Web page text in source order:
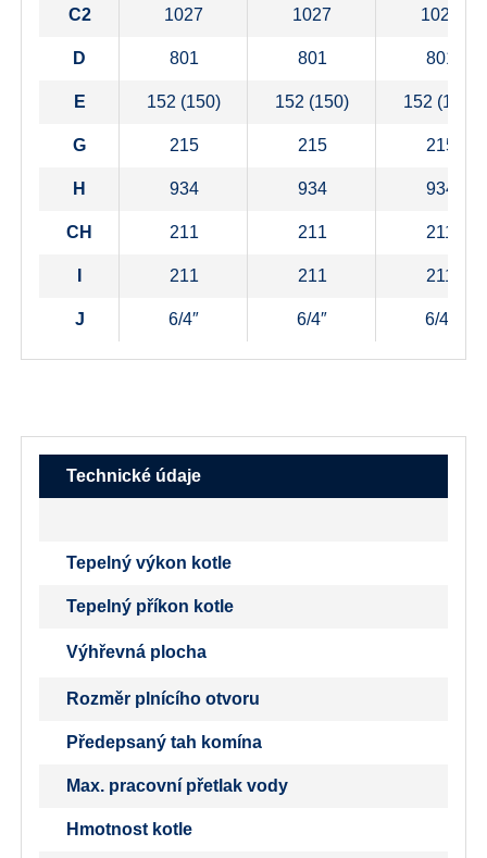
C2 1027 1027 1027
D 801 801 801
E 152 (150) 152 (150) 152 (150)
G 215 215 215
H 934 934 934
CH 211 211 211
211 211 211
J 6/4″ 6/4″ 6/4″
Technické údaje
Tepelný výkon kotle
Tepelný příkon kotle
Výhřevná plocha
Rozměr plnícího otvoru
Předepsaný tah komína
Max. pracovní přetlak vody
Hmotnost kotle